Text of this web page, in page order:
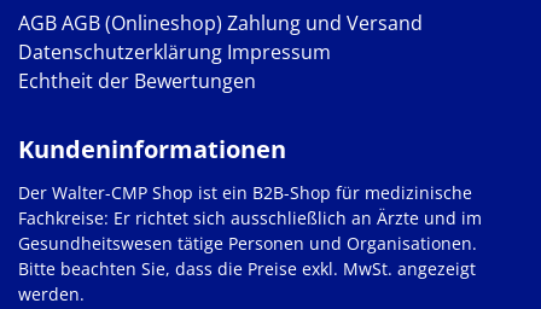
AGBAGB (Onlineshop) Zahlung und Versand
Datenschutzerklärung Impressum
Echtheit der Bewertungen
Kundeninformationen
Der Walter-CMP Shop ist ein B2B-Shop für medizinische
Fachkreise: Er richtet sich ausschließlich an Ärzte und im
Gesundheitswesen tätige Personen und Organisationen.
Bitte beachten Sie, dass die Preise exkl. MwSt. angezeigt
werden.